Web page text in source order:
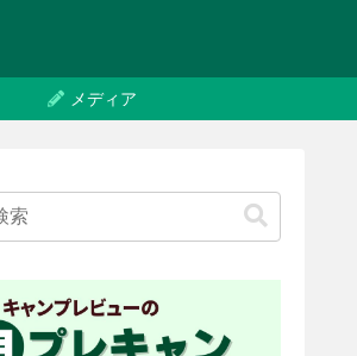
メディア